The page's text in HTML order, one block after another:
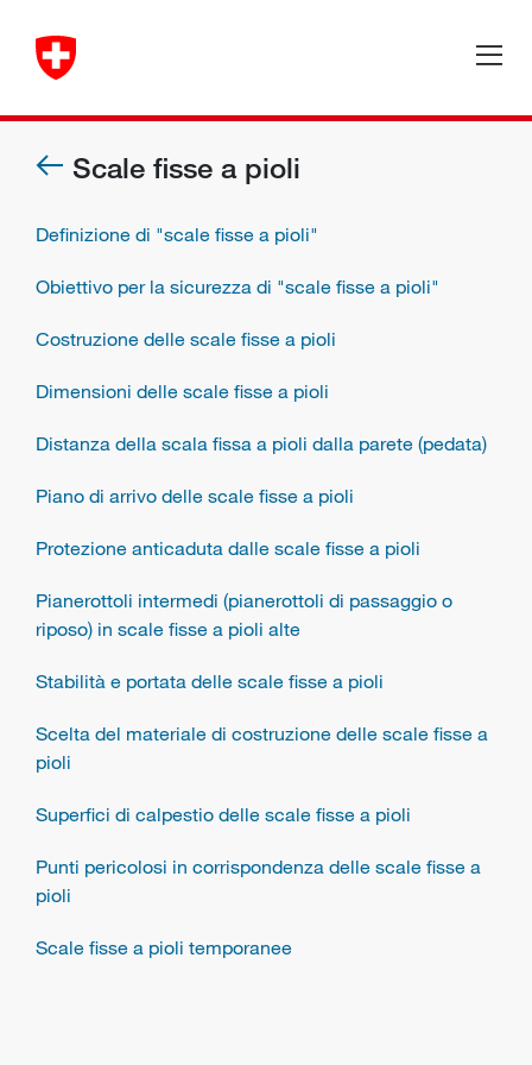
Scale fisse a pioli
Definizione di "scale fisse a pioli"
Obiettivo per la sicurezza di "scale fisse a pioli"
Costruzione delle scale fisse a pioli
Dimensioni delle scale fisse a pioli
Distanza della scala fissa a pioli dalla parete (pedata)
Piano di arrivo delle scale fisse a pioli
Protezione anticaduta dalle scale fisse a pioli
Pianerottoli intermedi (pianerottoli di passaggio o
riposo) in scale fisse a pioli alte
Stabilità e portata delle scale fisse a pioli
Scelta del materiale di costruzione delle scale fisse a
pioli
Superfici di calpestio delle scale fisse a pioli
Punti pericolosi in corrispondenza delle scale fisse a
pioli
Scale fisse a pioli temporanee